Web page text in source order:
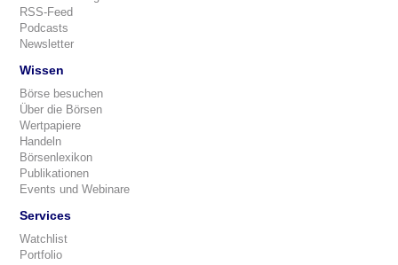
RSS-Feed
Podcasts
Newsletter
Wissen
Börse besuchen
Über die Börsen
Wertpapiere
Handeln
Börsenlexikon
Publikationen
Events und Webinare
Services
Watchlist
Portfolio